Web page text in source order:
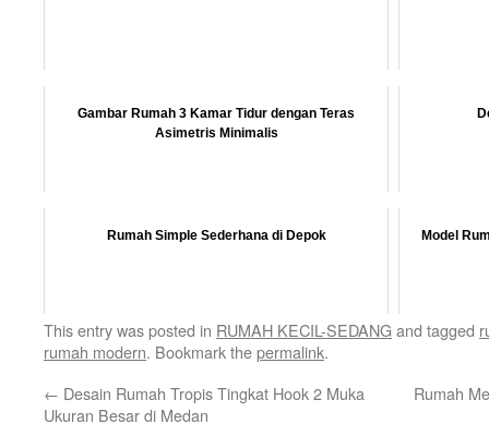
Gambar Rumah 3 Kamar Tidur dengan Teras
Asimetris Minimalis
Rumah Simple Sederhana di Depok Model
This entry was posted in RUMAH KECIL-SEDANGand tagged
rumah modern. Bookmark thepermalink.
← Desain Rumah Tropis Tingkat Hook 2 Muka
Ukuran Besar di Medan
Rumah